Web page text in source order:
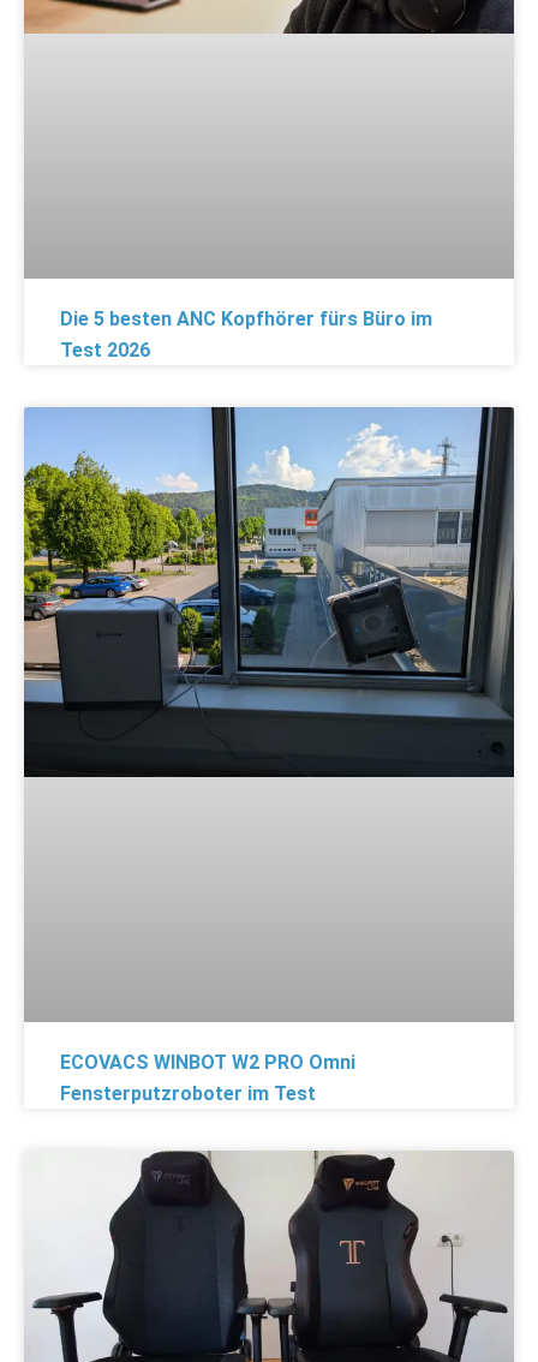
Die 5 besten ANC Kopfhörer fürs Büro im
Test 2026
ECOVACS WINBOT W2 PRO Omni
Fensterputzroboter im Test